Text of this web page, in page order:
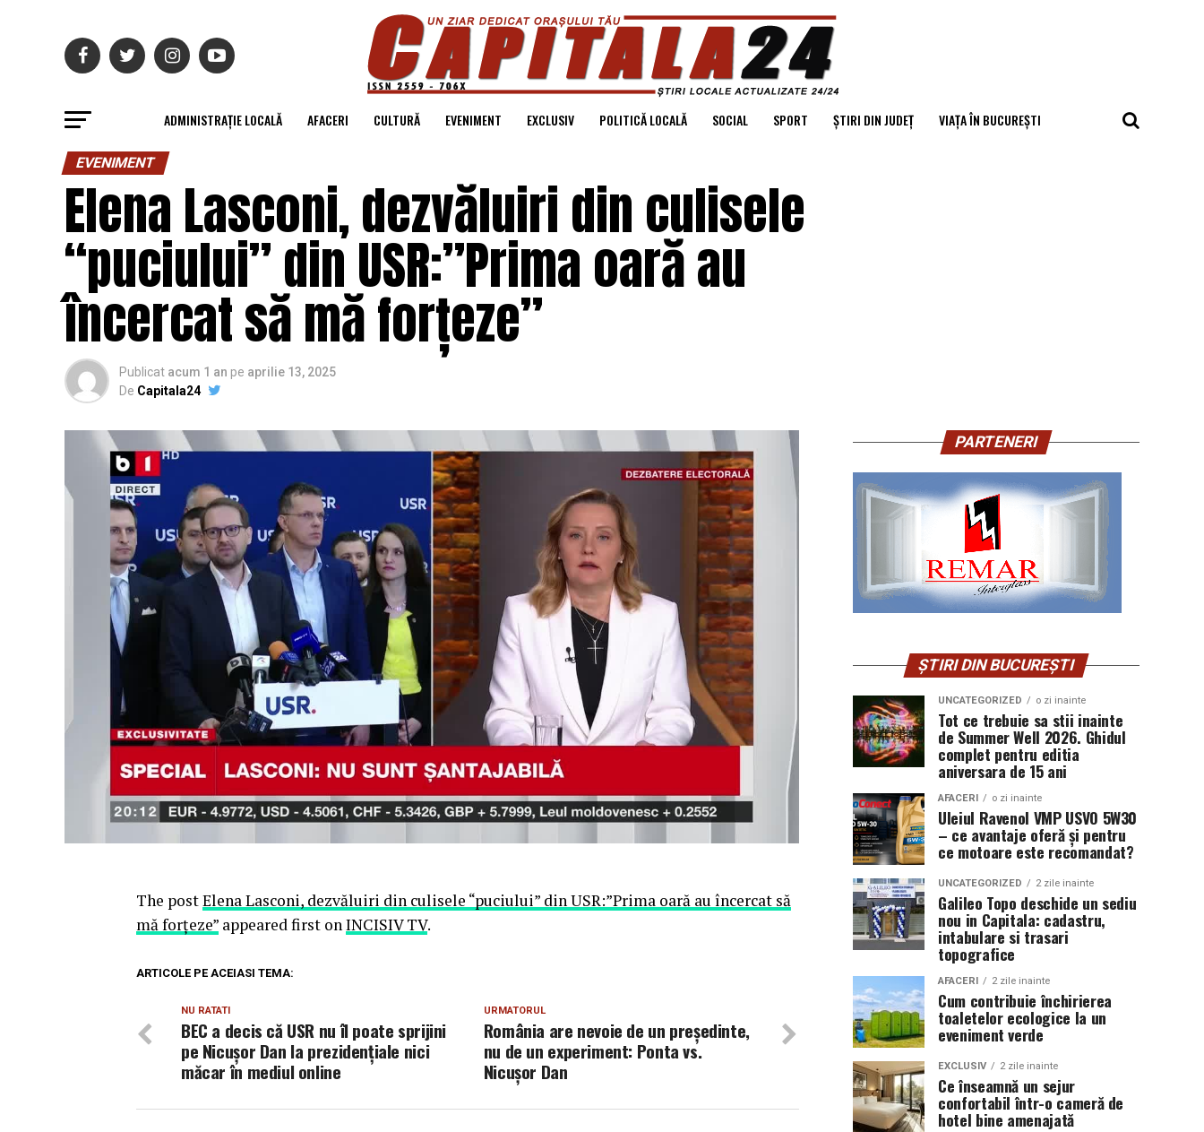
ADMINISTRAȚIE LOCALĂ AFACERI CULTURĂ EVENIMENT EXCLUSIV POLITICĂ LOCALĂ SOCIAL SPORT ȘTIRI DIN JUDEȚ VIAȚA ÎN BUCUREȘTI
EVENIMENT
Elena Lasconi, dezvăluiri din culisele
“puciului” din USR:”Prima oară au
încercat să mă forțeze”
Publicat acum 1 an pe aprilie 13, 2025
De Capitala24
The postElena Lasconi, dezvăluiri din culisele “puciului” din USR:”Prima oară au încercat să
mă forțeze” appeared first onINCISIV TV.
ARTICOLE PE ACEIASI TEMA:
URMATORUL
România are nevoie de un președinte,
nu de un experiment: Ponta vs.
Nicușor Dan
NU RATATI
BEC a decis că USR nu îl poate sprijini
pe Nicușor Dan la prezidențiale nici
măcar în mediul online
PARTENERI
ȘTIRI DIN BUCUREȘTI
UNCATEGORIZED o zi inainte
Tot ce trebuie sa stii inainte
de Summer Well 2026. Ghidul
complet pentru editia
aniversara de 15 ani
AFACERI o zi inainte
Uleiul Ravenol VMP USVO 5W30
– ce avantaje oferă și pentru
ce motoare este recomandat?
UNCATEGORIZED 2 zile inainte
Galileo Topo deschide un sediu
nou in Capitala: cadastru,
intabulare si trasari
topografice
AFACERI 2 zile inainte
Cum contribuie închirierea
toaletelor ecologice la un
eveniment verde
EXCLUSIV 2 zile inainte
Ce înseamnă un sejur
confortabil într-o cameră de
hotel bine amenajată